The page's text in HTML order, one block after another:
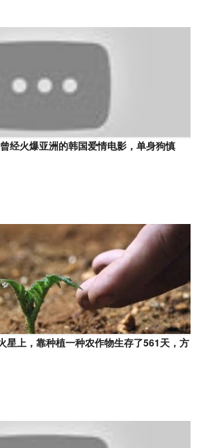
经火爆亚洲的韩国爱情电影，单身狗慎
星上，靠种植一种农作物生存了561天，方